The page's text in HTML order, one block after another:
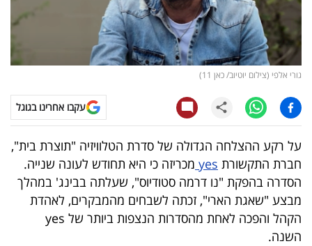
עסקית
קריפטו
ויראלי
טלוויזיה
עסקי
ספורט
קריירה
ולימודים
גורי אלפי (צילום יוטיוב/ כאן 11)
עקבו אחרינו בגוגל
על רקע ההצלחה הגדולה של סדרת הטלוויזיה "תוצרת בית",
חברת התקשורת yes מכריזה כי היא תחודש לעונה שנייה.
הסדרה בהפקת "נו דרמה סטודיוס", שעלתה בבינג' במהלך
מבצע "שאגת הארי", זכתה לשבחים מהמבקרים, לאהדת
הקהל והפכה לאחת מהסדרות הנצפות ביותר של yes
השנה.